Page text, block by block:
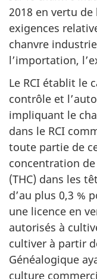
2018 en vertu de
exigences
chanvre
l’importation,
Le RCI établit le
contrôle et
impliquant le
dans le RCI
toute partie de
concentration
(THC) dans les
d’au plus 0,3 %
une licence en
autorisés à
cultiver à partir
Généalogique
culture